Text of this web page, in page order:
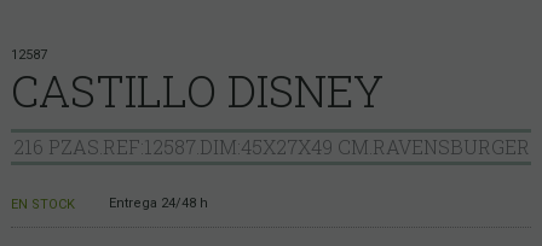
12587
CASTILLO DISNEY
216 PZAS.REF:12587.DIM:45X27X49 CM.RAVENSBURGER
EN STOCK Entrega 24/48 h